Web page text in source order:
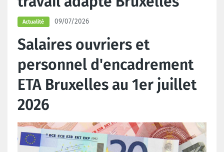
Actualité 09/07/2026
Salaires ouvriers et
personnel d'encadrement
ETA Bruxelles au 1er juillet
2026